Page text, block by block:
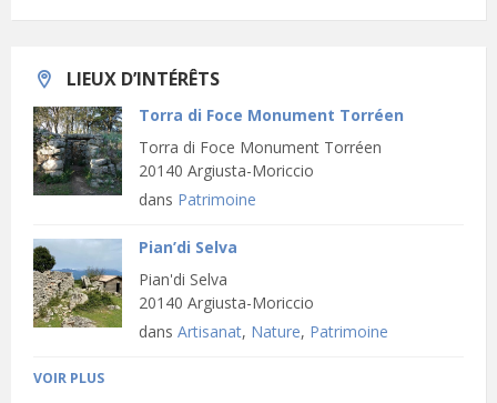
LIEUX D’INTÉRÊTS
Torra di Foce Monument Torréen
Torra di Foce Monument Torréen
20140 Argiusta-Moriccio
dans Patrimoine
Pian’di Selva
Pian'di Selva
20140 Argiusta-Moriccio
dans Artisanat, Nature, Patrimoine
VOIR PLUS